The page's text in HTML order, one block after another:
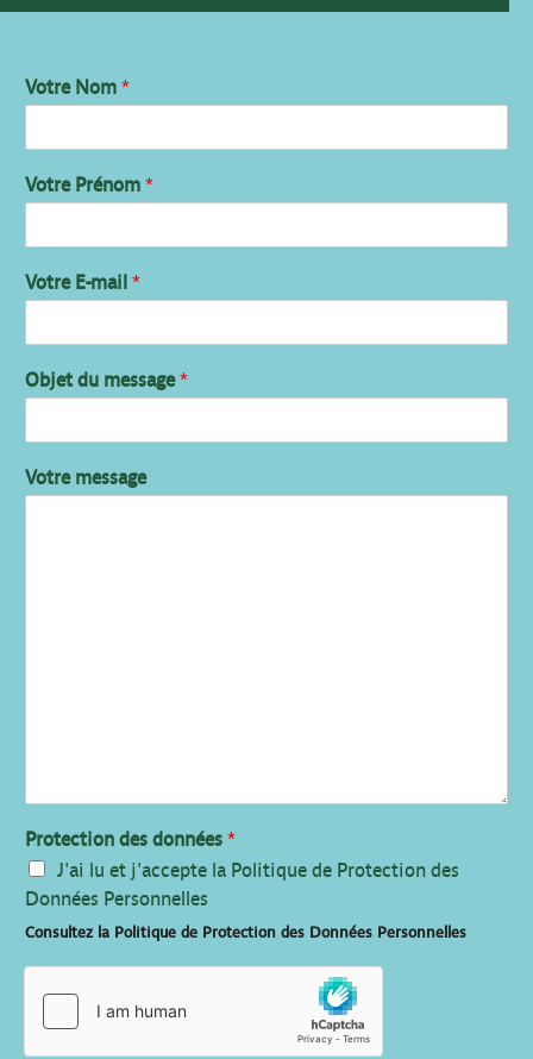
Votre Nom *
Votre Prénom *
Votre E-mail *
Objet du message*
Votre message
Protection des données *
J'ai lu et j'accepte la Politique de Protection des
Données Personnelles
Consultez la Politique de Protection des Données Personnelles